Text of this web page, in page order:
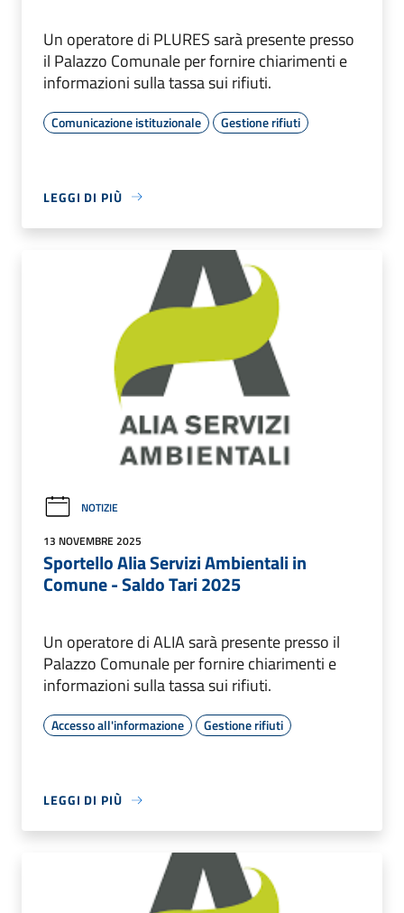
Un operatore di PLURES sarà presente presso
il Palazzo Comunale per fornire chiarimenti e
informazioni sulla tassa sui rifiuti.
Comunicazione istituzionale Gestione rifiuti
LEGGI DI PIÙ
NOTIZIE
13 NOVEMBRE 2025
Sportello Alia Servizi Ambientali in
Comune - Saldo Tari 2025
Un operatore di ALIA sarà presente presso il
Palazzo Comunale per fornire chiarimenti e
informazioni sulla tassa sui rifiuti.
Accesso all'informazione Gestione rifiuti
LEGGI DI PIÙ